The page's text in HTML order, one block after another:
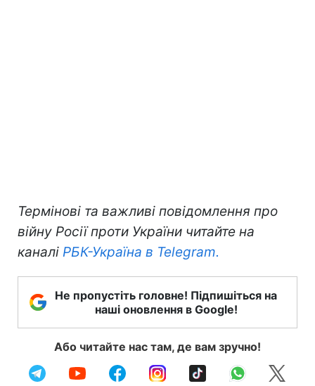
Термінові та важливі повідомлення про
війну Росії проти України читайте на
каналі РБК-Україна в Telegram.
Не пропустіть головне! Підпишіться на
наші оновлення в Google!
Або читайте нас там, де вам зручно!